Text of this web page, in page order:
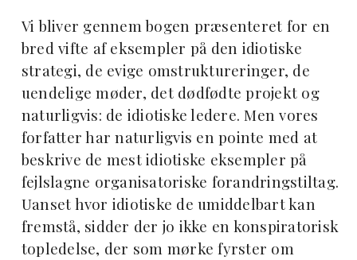
Vi bliver gennem bogen præsenteret for en
bred vifte af eksempler på den idiotiske
strategi, de evige omstruktureringer, de
uendelige møder, det dødfødte projekt og
naturligvis: de idiotiske ledere. Men vores
forfatter har naturligvis en pointe med at
beskrive de mest idiotiske eksempler på
fejlslagne organisatoriske forandringstiltag.
Uanset hvor idiotiske de umiddelbart kan
fremstå, sidder der jo ikke en konspiratorisk
topledelse, der som mørke fyrster om